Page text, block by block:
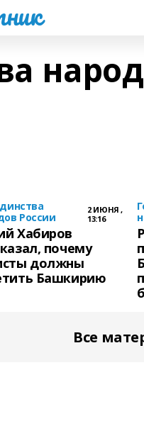
России
2 ИЮНЯ ,
13:16
Хабиров
почему
должны
Башкирию
Все